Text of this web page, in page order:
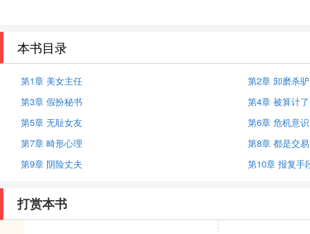
本书目录
第1章 美女主任
第2章 卸磨杀驴
第3章 假扮秘书
第4章 被算计了
第5章 无耻女友
第6章 危机意识
第7章 畸形心理
第8章 都是交易
第9章 阴险丈夫
第10章 报复手
打赏本书